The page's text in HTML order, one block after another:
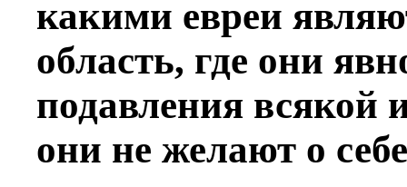
какими евреи
область, где они
подавления всякой
они не желают о